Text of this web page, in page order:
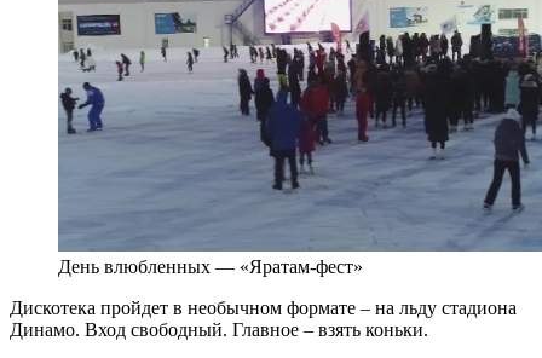
День влюбленных — «Яратам-фест»
Дискотека пройдет в необычном формате – на льду стадиона
Динамо. Вход свободный. Главное – взять коньки.